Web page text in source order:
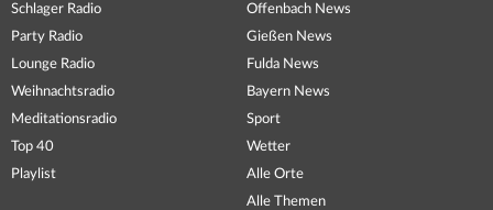
Schlager Radio
Party Radio
Lounge Radio
Weihnachtsradio
Meditationsradio
Top 40
Playlist
Offenbach News
Gießen News
Fulda News
Bayern News
Sport
Wetter
Alle Orte
Alle Themen